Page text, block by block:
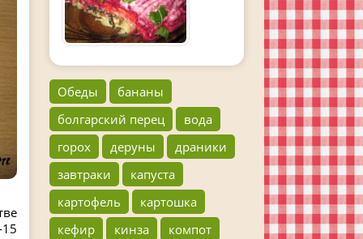
Обеды
бананы
болгарский перец
вода
горох
деруны
драники
завтраки
капуста
картофель
картошка
кефир
кинза
компот